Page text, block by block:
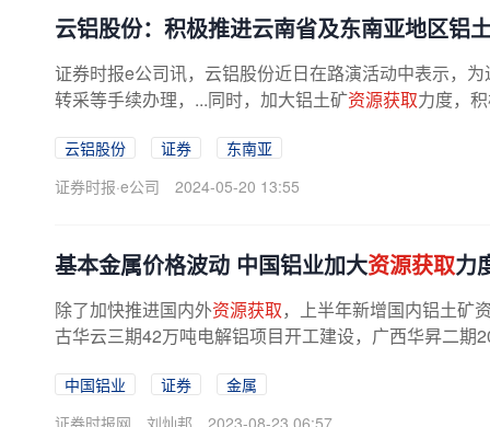
云铝股份：积极推进云南省及东南亚地区铝
证券时报e公司讯，云铝股份近日在路演活动中表示，
转采等手续办理，...同时，加大铝土矿资源获取力度，
云铝股份 证券
东南亚
证券时报·e公司
2024-05-20 13:55
基本金属价格波动 中国铝业加大资源获取力
除了加快推进国内外资源获取，上半年新增国内铝土矿
古华云三期42万吨电解铝项目开工建设，广西华昇二
中国铝业 证券
金属
证券时报网
刘灿邦 2023-08-23 06:57